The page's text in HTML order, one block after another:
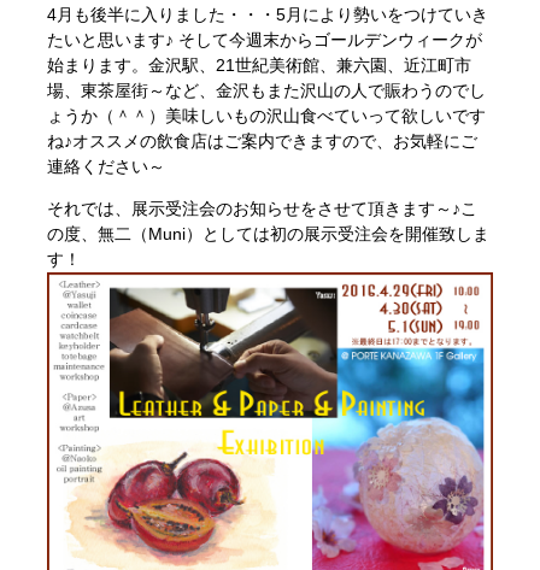
4月も後半に入りました・・・5月により勢いをつけていき
たいと思います♪ そして今週末からゴールデンウィークが
始まります。金沢駅、21世紀美術館、兼六園、近江町市
場、東茶屋街～など、金沢もまた沢山の人で賑わうのでし
ょうか（＾＾）美味しいもの沢山食べていって欲しいです
ね♪オススメの飲食店はご案内できますので、お気軽にご
連絡ください～
それでは、展示受注会のお知らせをさせて頂きます～♪こ
の度、無二（Muni）としては初の展示受注会を開催致しま
す！